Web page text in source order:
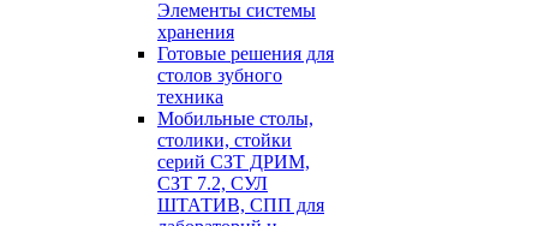
Элементы системы
хранения
Готовые решения для
столов зубного
техника
Мобильные столы,
столики, стойки
серий СЗТ ДРИМ,
СЗТ 7.2, СУЛ
ШТАТИВ, СПП для